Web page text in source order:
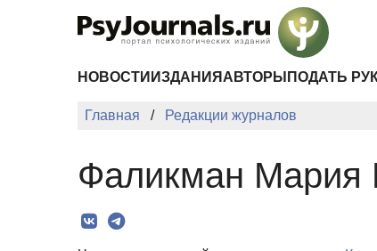
НОВОСТИ ИЗДАНИЯ АВТОРЫ ПОДАТЬ
Главная Редакции журналов
Фаликман Мария